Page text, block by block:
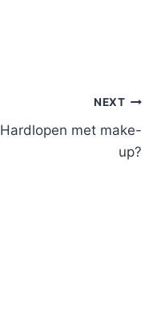
NEXT
Hardlopen met make-
up?